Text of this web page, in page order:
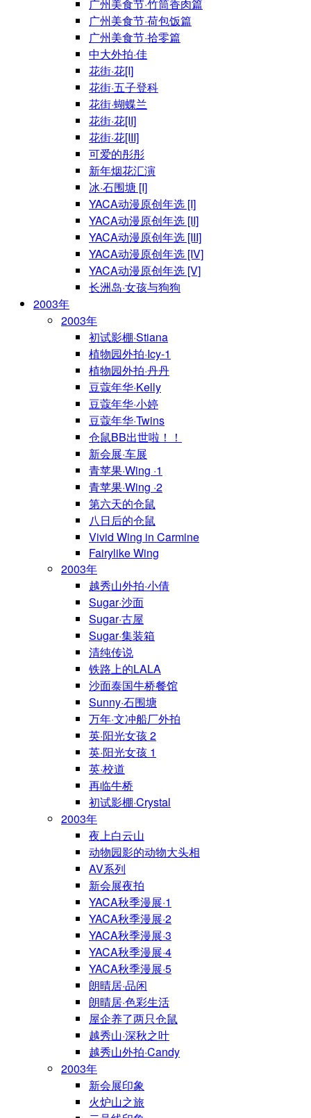
广州美食节·竹筒香肉篇
广州美食节·荷包饭篇
广州美食节·拾零篇
中大外拍·佳
花街·花[I]
花街·五子登科
花街·蝴蝶兰
花街·花[II]
花街·花[III]
可爱的彤彤
新年烟花汇演
冰·石围塘 [I]
YACA动漫原创年选 [I]
YACA动漫原创年选 [II]
YACA动漫原创年选 [III]
YACA动漫原创年选 [IV]
YACA动漫原创年选 [V]
长洲岛·女孩与狗狗
2003年
2003年
初试影棚·Stiana
植物园外拍·Icy-1
植物园外拍·丹丹
豆蔻年华·Kelly
豆蔻年华·小婷
豆蔻年华·Twins
仓鼠BB出世啦！！
新会展·车展
青苹果·Wing ·1
青苹果·Wing ·2
第六天的仓鼠
八日后的仓鼠
Vivid Wing in Carmine
Fairylike Wing
2003年
越秀山外拍·小倩
Sugar·沙面
Sugar·古屋
Sugar·集装箱
清纯传说
铁路上的LALA
沙面泰国牛桥餐馆
Sunny·石围塘
万年·文冲船厂外拍
英·阳光女孩 2
英·阳光女孩 1
英·校道
再临牛桥
初试影棚·Crystal
2003年
夜上白云山
动物园影的动物大头相
AV系列
新会展夜拍
YACA秋季漫展·1
YACA秋季漫展·2
YACA秋季漫展·3
YACA秋季漫展·4
YACA秋季漫展·5
朗晴居·品闲
朗晴居·色彩生活
屋企养了两只仓鼠
越秀山·深秋之叶
越秀山外拍·Candy
2003年
新会展印象
火炉山之旅